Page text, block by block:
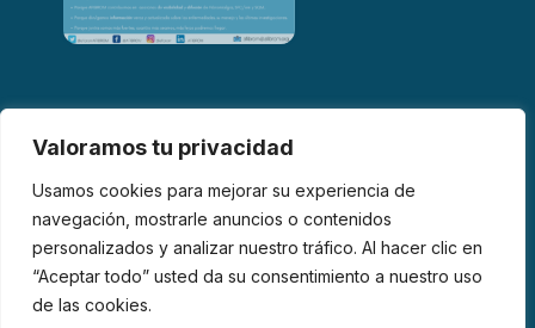
Valoramos tu privacidad
Usamos cookies para mejorar su experiencia de
navegación, mostrarle anuncios o contenidos
personalizados y analizar nuestro tráfico. Al hacer clic en
“Aceptar todo” usted da su consentimiento a nuestro uso
de las cookies.
© 2026 AFIBROM. Todos los derechos reservados.